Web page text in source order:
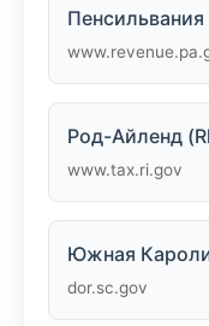
Род-Айленд
www.tax.ri.gov
Южная
dor.sc.gov